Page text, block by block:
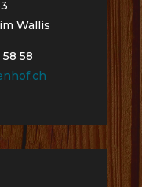
Wallis
58